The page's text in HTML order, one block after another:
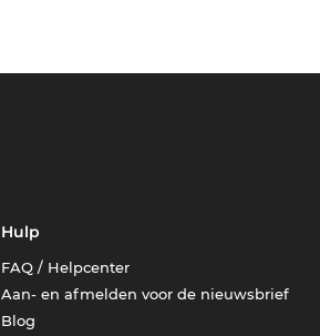
Hulp
FAQ / Helpcenter
Aan- en afmelden voor de nieuwsbrief
Blog